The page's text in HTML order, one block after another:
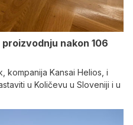
nakon 106
kompanija Kansai Helios, i
u Količevu u Sloveniji i u